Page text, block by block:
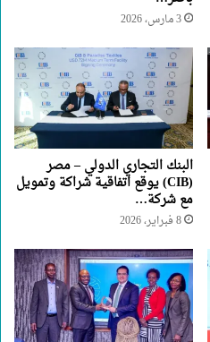
3 مارس، 2026
البنك التجاري الدولي – مصر
(CIB) يوقع اتفاقية شراكة وتمويل
مع شركة…
8 فبراير، 2026